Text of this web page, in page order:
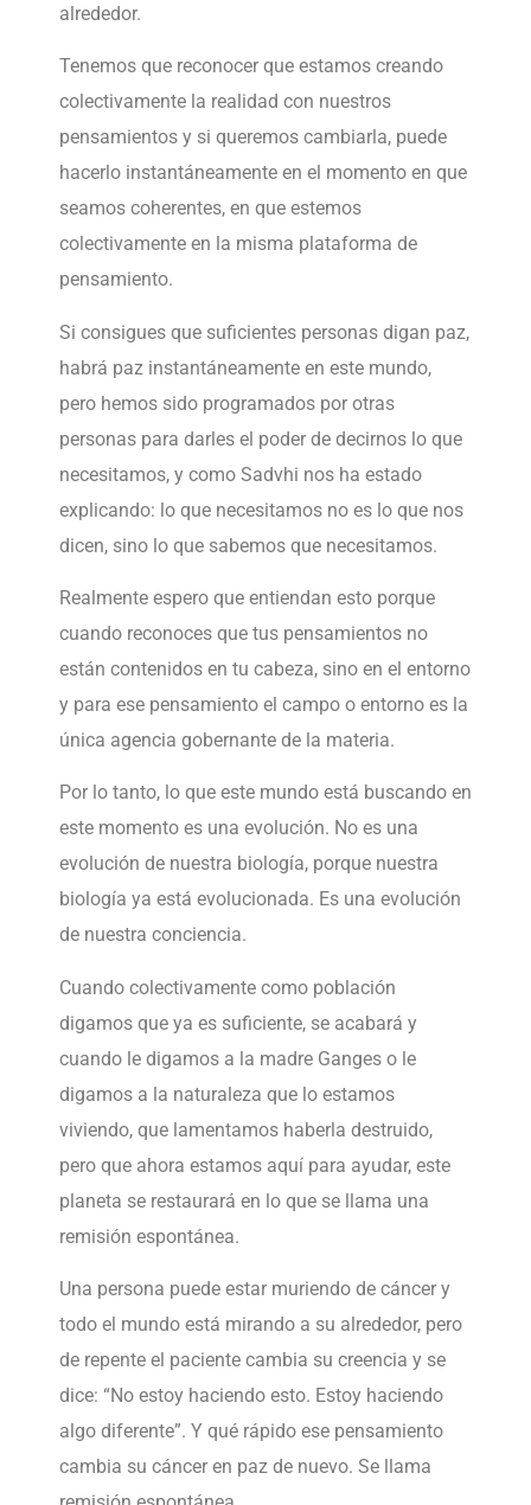
alrededor.
Tenemos que reconocer que estamos creando
colectivamente la realidad con nuestros
pensamientos y si queremos cambiarla, puede
hacerlo instantáneamente en el momento en que
seamos coherentes, en que estemos
colectivamente en la misma plataforma de
pensamiento.
Si consigues que suficientes personas digan paz,
habrá paz instantáneamente en este mundo,
pero hemos sido programados por otras
personas para darles el poder de decirnos lo que
necesitamos, y como Sadvhi nos ha estado
explicando: lo que necesitamos no es lo que nos
dicen, sino lo que sabemos que necesitamos.
Realmente espero que entiendan esto porque
cuando reconoces que tus pensamientos no
están contenidos en tu cabeza, sino en el entorno
y para ese pensamiento el campo o entorno es la
única agencia gobernante de la materia.
Por lo tanto, lo que este mundo está buscando en
este momento es una evolución. No es una
evolución de nuestra biología, porque nuestra
biología ya está evolucionada. Es una evolución
de nuestra conciencia.
Cuando colectivamente como población
digamos que ya es suficiente, se acabará y
cuando le digamos a la madre Ganges o le
digamos a la naturaleza que lo estamos
viviendo, que lamentamos haberla destruido,
pero que ahora estamos aquí para ayudar, este
planeta se restaurará en lo que se llama una
remisión espontánea.
Una persona puede estar muriendo de cáncer y
todo el mundo está mirando a su alrededor, pero
de repente el paciente cambia su creencia y se
dice: “No estoy haciendo esto. Estoy haciendo
algo diferente”. Y qué rápido ese pensamiento
cambia su cáncer en paz de nuevo. Se llama